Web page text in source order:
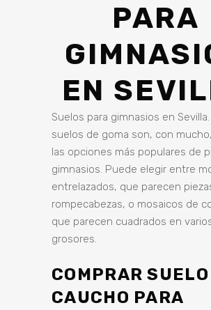
PARA
EN
Suelos para gimnasios en
suelos de goma son, con
las opciones más populares de
gimnasios. Puede elegir entre
entrelazados, que parecen
rompecabezas, o mosaicos de
que parecen cuadrados en
grosores.
COMPRAR
CAUCHO PARA